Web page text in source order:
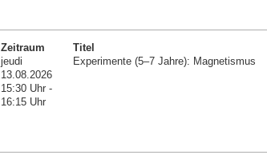
Zeitraum
jeudi
13.08.2026
15:30 Uhr -
16:15 Uhr
Titel
Experimente (5–7 Jahre): Magnetismus